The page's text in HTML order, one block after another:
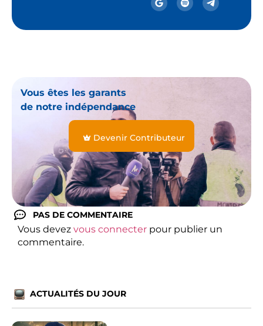
Vous êtes les garants
de notre indépendance
Devenir Contributeur
PAS DE COMMENTAIRE
Vous devez vous connecter pour publier un
commentaire.
ACTUALITÉS DU JOUR